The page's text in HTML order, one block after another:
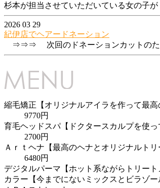
杉本が担当させていただいている女の子
2026 03 29
紀伊店でヘアードネーション
⇒⇒⇒ 次回のドネーションカットのた
縮毛矯正【オリジナルアイラを作って最高
9770円
育毛ヘッドスパ【ドクタースカルプを使
2700円
Ａｒｔヘナ【最高のヘナとオリジナルト
6480円
デジタルパーマ【ホット系ながらトリー
カラー【今までにないミックスとビラゾ